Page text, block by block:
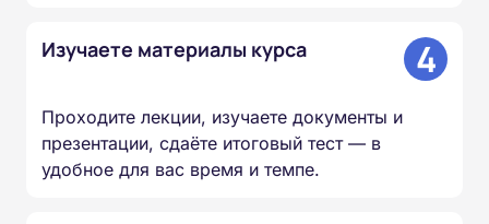
Изучаете материалы курса 4
Проходите лекции, изучаете документы и
презентации, сдаёте итоговый тест — в
удобное для вас время и темпе.